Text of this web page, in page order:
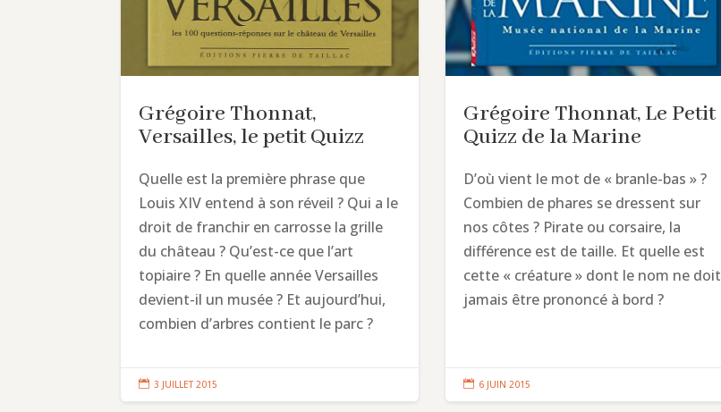
Grégoire Thonnat,
Versailles, le petit Quizz
Quelle est la première phrase que
Louis XIV entend à son réveil ? Qui a le
droit de franchir en carrosse la grille
du château ? Qu’est-ce que l’art
topiaire ? En quelle année Versailles
devient-il un musée ? Et aujourd’hui,
combien d’arbres contient le parc ?
 3 JUILLET 2015
Grégoire Thonnat, Le Petit
Quizz de la Marine
D’où vient le mot de « branle-bas » ?
Combien de phares se dressent sur
nos côtes ? Pirate ou corsaire, la
différence est de taille. Et quelle est
cette « créature » dont le nom ne doit
jamais être prononcé à bord ?
 6 JUIN 2015